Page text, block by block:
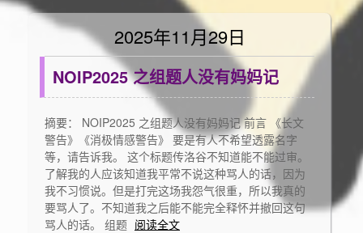
2025年11月29日
NOIP2025 之组题人没有妈妈记
摘要： NOIP2025 之组题人没有妈妈记 前言 《长文
警告》《消极情感警告》 要是有人不希望透露名字
等，请告诉我。 这个标题传洛谷不知道能不能过审。
了解我的人应该知道我平常不说这种骂人的话，因为
我不习惯说。但是打完这场我怨气很重，所以我真的
要骂人了。不知道我之后能不能完全释怀并撤回这句
骂人的话。 组题 阅读全文